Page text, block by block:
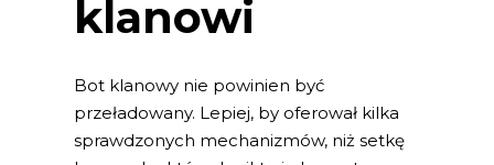
klanowi
Bot klanowy nie powinien być
przeładowany. Lepiej, by oferował kilka
sprawdzonych mechanizmów, niż setkę